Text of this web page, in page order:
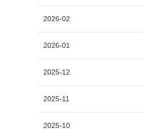
2026-02
2026-01
2025-12
2025-11
2025-10